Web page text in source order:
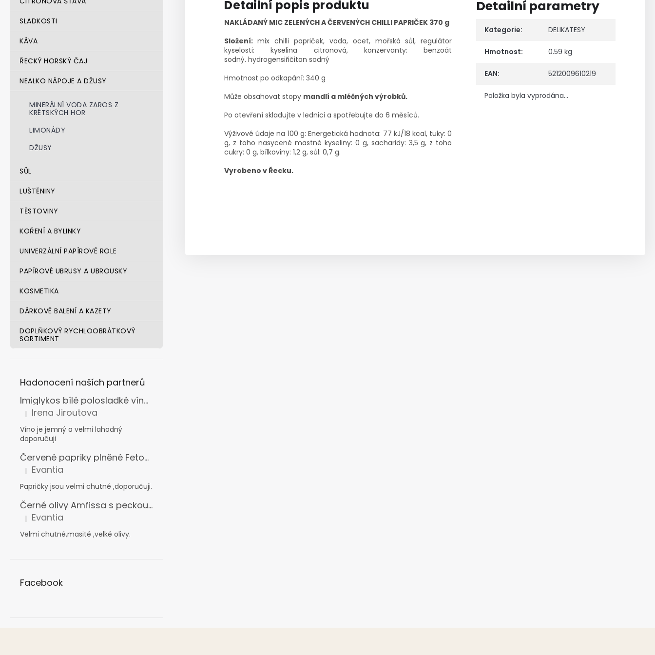
SLADKOSTI
KÁVA
ŘECKÝ HORSKÝ ČAJ
NEALKO NÁPOJE A DŽUSY
MINERÁLNÍ VODA ZAROS Z
KRÉTSKÝCH HOR
LIMONÁDY
DŽUSY
SŮL
LUŠTĚNINY
TĚSTOVINY
KOŘENÍ A BYLINKY
UNIVERZÁLNÍ PAPÍROVÉ ROLE
PAPÍROVÉ UBRUSY A UBROUSKY
KOSMETIKA
DÁRKOVÉ BALENÍ A KAZETY
DOPLŇKOVÝ RYCHLOOBRÁTKOVÝ
SORTIMENT
Hadonocení naších partnerů
Imiglykos bílé polosladké víno box s ventilkem 5 l
Hodnocení produktu je 5 z 5 hvězdiček.
| Irena Jiroutova
Víno je jemný a velmi lahodný
doporučuji
Červené papriky plněné Fetou v oleji s bylinkami 360 g
Hodnocení produktu je 5 z 5 hvězdiček.
| Evantia
Papričky jsou velmi chutné ,doporučuji.
Černé olivy Amfissa s peckou mamouth 4,4 kg
Hodnocení produktu je 5 z 5 hvězdiček.
| Evantia
Velmi chutné,masité ,velké olivy.
Facebook
Detailní popis produktu
NAKLÁDANÝ MIC ZELENÝCH A ČERVENÝCH CHILLI PAPRIČEK 370 g
Složení: mix chilli papriček, voda, ocet, mořská sůl, regulátor
kyselosti: kyselina citronová, konzervanty: benzoát
sodný. hydrogensiřičitan sodný
Hmotnost po odkapání: 340 g
Může obsahovat stopy mandlí a mléčných výrobků.
Po otevření skladujte v lednici a spotřebujte do 6 měsíců.
Výživové údaje na 100 g: Energetická hodnota: 77 kJ/18 kcal, tuky: 0
g, z toho nasycené mastné kyseliny: 0 g, sacharidy: 3,5 g, z toho
cukry: 0 g, bílkoviny: 1,2 g, sůl: 0,7 g.
Vyrobeno v Řecku.
Detailní parametry
Kategorie: DELIKATESY
Hmotnost: 0.59 kg
EAN: 5212009610219
Položka byla vyprodána…